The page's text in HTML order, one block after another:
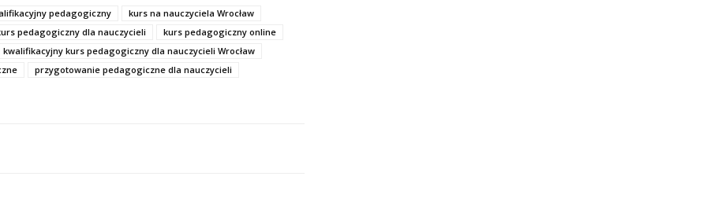
pedagogiczny
kurs na nauczyciela Wrocław
pedagogiczny dla nauczycieli
kurs pedagogiczny online
kwalifikacyjny kurs pedagogiczny dla nauczycieli Wrocław
przygotowanie pedagogiczne dla nauczycieli